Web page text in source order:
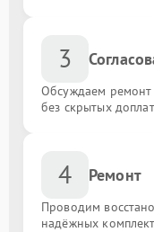
3
Обсуждаем
без скрытых
4 Ремонт
Проводим
надёжных